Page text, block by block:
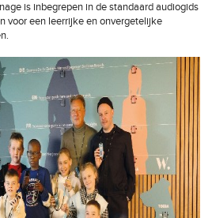
is inbegrepen in de standaard audiogids
voor een leerrijke en onvergetelijke